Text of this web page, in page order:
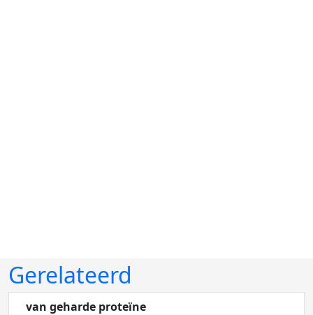
Gerelateerd
van geharde proteïne